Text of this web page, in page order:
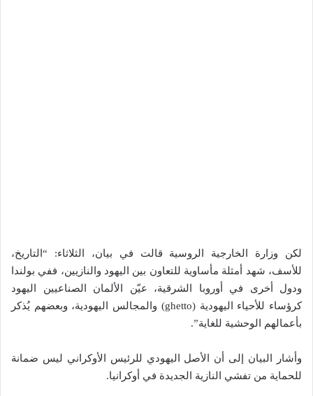
لكن وزارة الخارجية الروسية قالت في بيان، الثلاثاء: “التاريخ،
للأسف، شهد أمثلة مأساوية للتعاون بين اليهود والنازيين، ففي بولندا
ودول أخرى في أوروبا الشرقية، عيّن الألمان الصناعيين اليهود
كرؤساء للأحياء اليهودية (ghetto) والمجالس اليهودية، وبعضهم يُذكر
بأعمالهم الوحشية للغاية”.
وأشار البيان إلى أن الأصل اليهودي للرئيس الأوكراني ليس ضمانة
للحماية من تفشي النازية الجديدة في أوكرانيا.